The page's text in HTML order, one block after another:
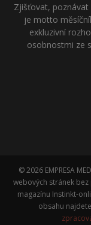
Zjišťovat, poznávat
je motto
exkluzivní
osobnostmi ze
© 2026 EMPRESA
webových stránek
magazínu Instinkt-
obsahu najdete